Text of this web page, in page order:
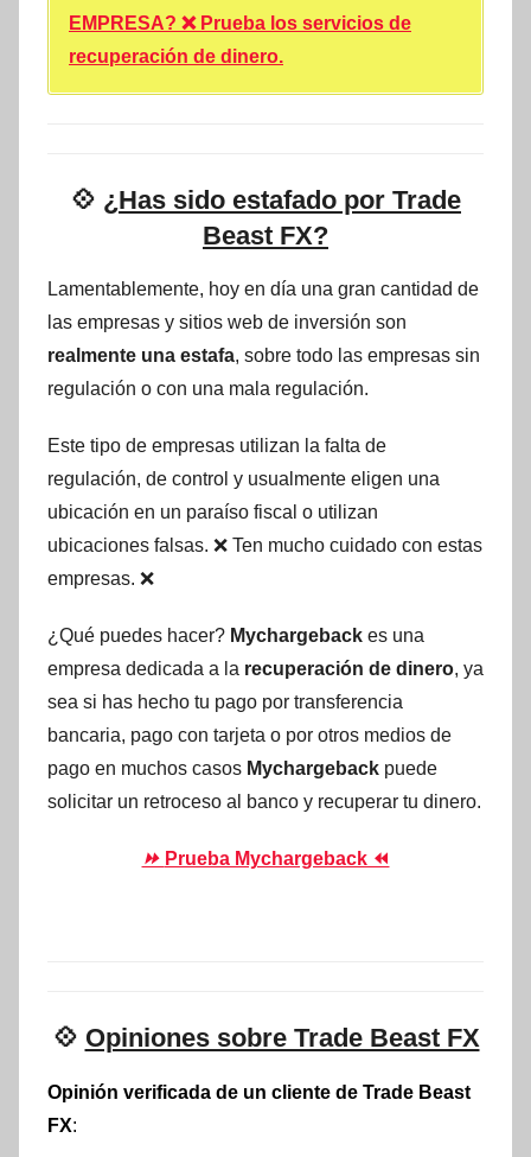
EMPRESA? ❌ Prueba los servicios de
recuperación de dinero.
💠 ¿Has sido estafado por Trade
Beast FX?
Lamentablemente, hoy en día una gran cantidad de
las empresas y sitios web de inversión son
realmente una estafa, sobre todo las empresas sin
regulación o con una mala regulación.
Este tipo de empresas utilizan la falta de
regulación, de control y usualmente eligen una
ubicación en un paraíso fiscal o utilizan
ubicaciones falsas. ❌ Ten mucho cuidado con estas
empresas. ❌
¿Qué puedes hacer? Mychargeback es una
empresa dedicada a la recuperación de dinero, ya
sea si has hecho tu pago por transferencia
bancaria, pago con tarjeta o por otros medios de
pago en muchos casos Mychargeback puede
solicitar un retroceso al banco y recuperar tu dinero.
⏩ Prueba Mychargeback ⏪
💠 Opiniones sobre Trade Beast FX
Opinión verificada de un cliente de Trade Beast
FX: